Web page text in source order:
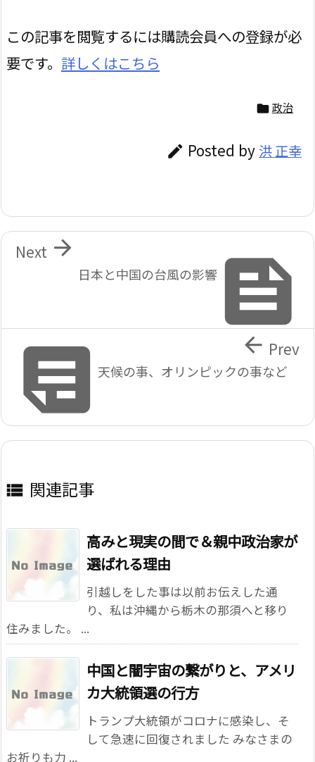
この記事を閲覧するには購読会員への登録が必
要です。 詳しくはこちら
 政治
 Posted by 洪 正幸

日本と中国の台風の影響

Next
天候の事、オリンピックの事など
 Prev
 関連記事
高みと現実の間で＆親中政治家が
選ばれる理由
引越しをした事は以前お伝えした通
り、私は沖縄から栃木の那須へと移り
住みました。 ...
中国と闇宇宙の繋がりと、アメリ
カ大統領選の行方
トランプ大統領がコロナに感染し、そ
して急速に回復されました みなさまの
お祈りも力 ...